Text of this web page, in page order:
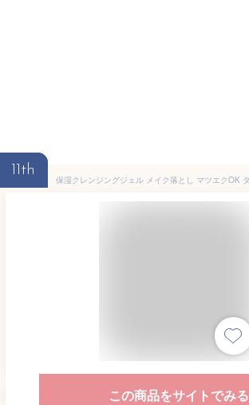
11th
この商品をサイトでみる